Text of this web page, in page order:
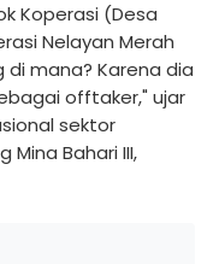
Koperasi (Desa
Nelayan Merah
di mana? Karena dia
offtaker," ujar
sektor
Bahari III,